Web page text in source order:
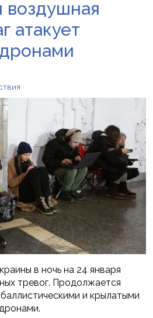
воздушная
атакует
в ночь на 24 января
тревог. Продолжается
и крылатыми